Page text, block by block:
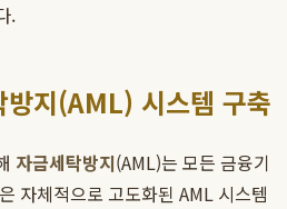
.
지(AML) 시스템 구축
자금세탁방지(AML)는 모든 금융기
자체적으로 고도화된 AML 시스템